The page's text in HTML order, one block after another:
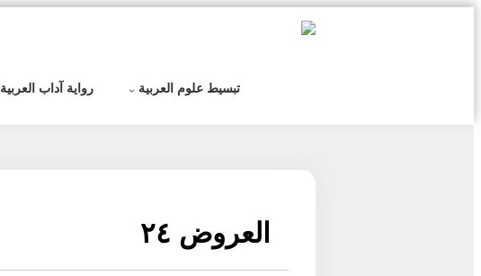
تبسيط علوم العربية رواية آداب العربية
العروض ٢٤